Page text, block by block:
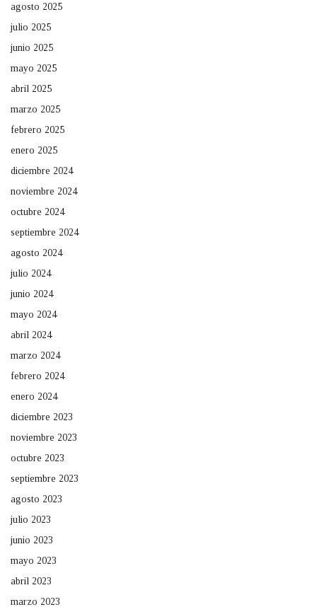
agosto 2025
julio 2025
junio 2025
mayo 2025
abril 2025
marzo 2025
febrero 2025
enero 2025
diciembre 2024
noviembre 2024
octubre 2024
septiembre 2024
agosto 2024
julio 2024
junio 2024
mayo 2024
abril 2024
marzo 2024
febrero 2024
enero 2024
diciembre 2023
noviembre 2023
octubre 2023
septiembre 2023
agosto 2023
julio 2023
junio 2023
mayo 2023
abril 2023
marzo 2023